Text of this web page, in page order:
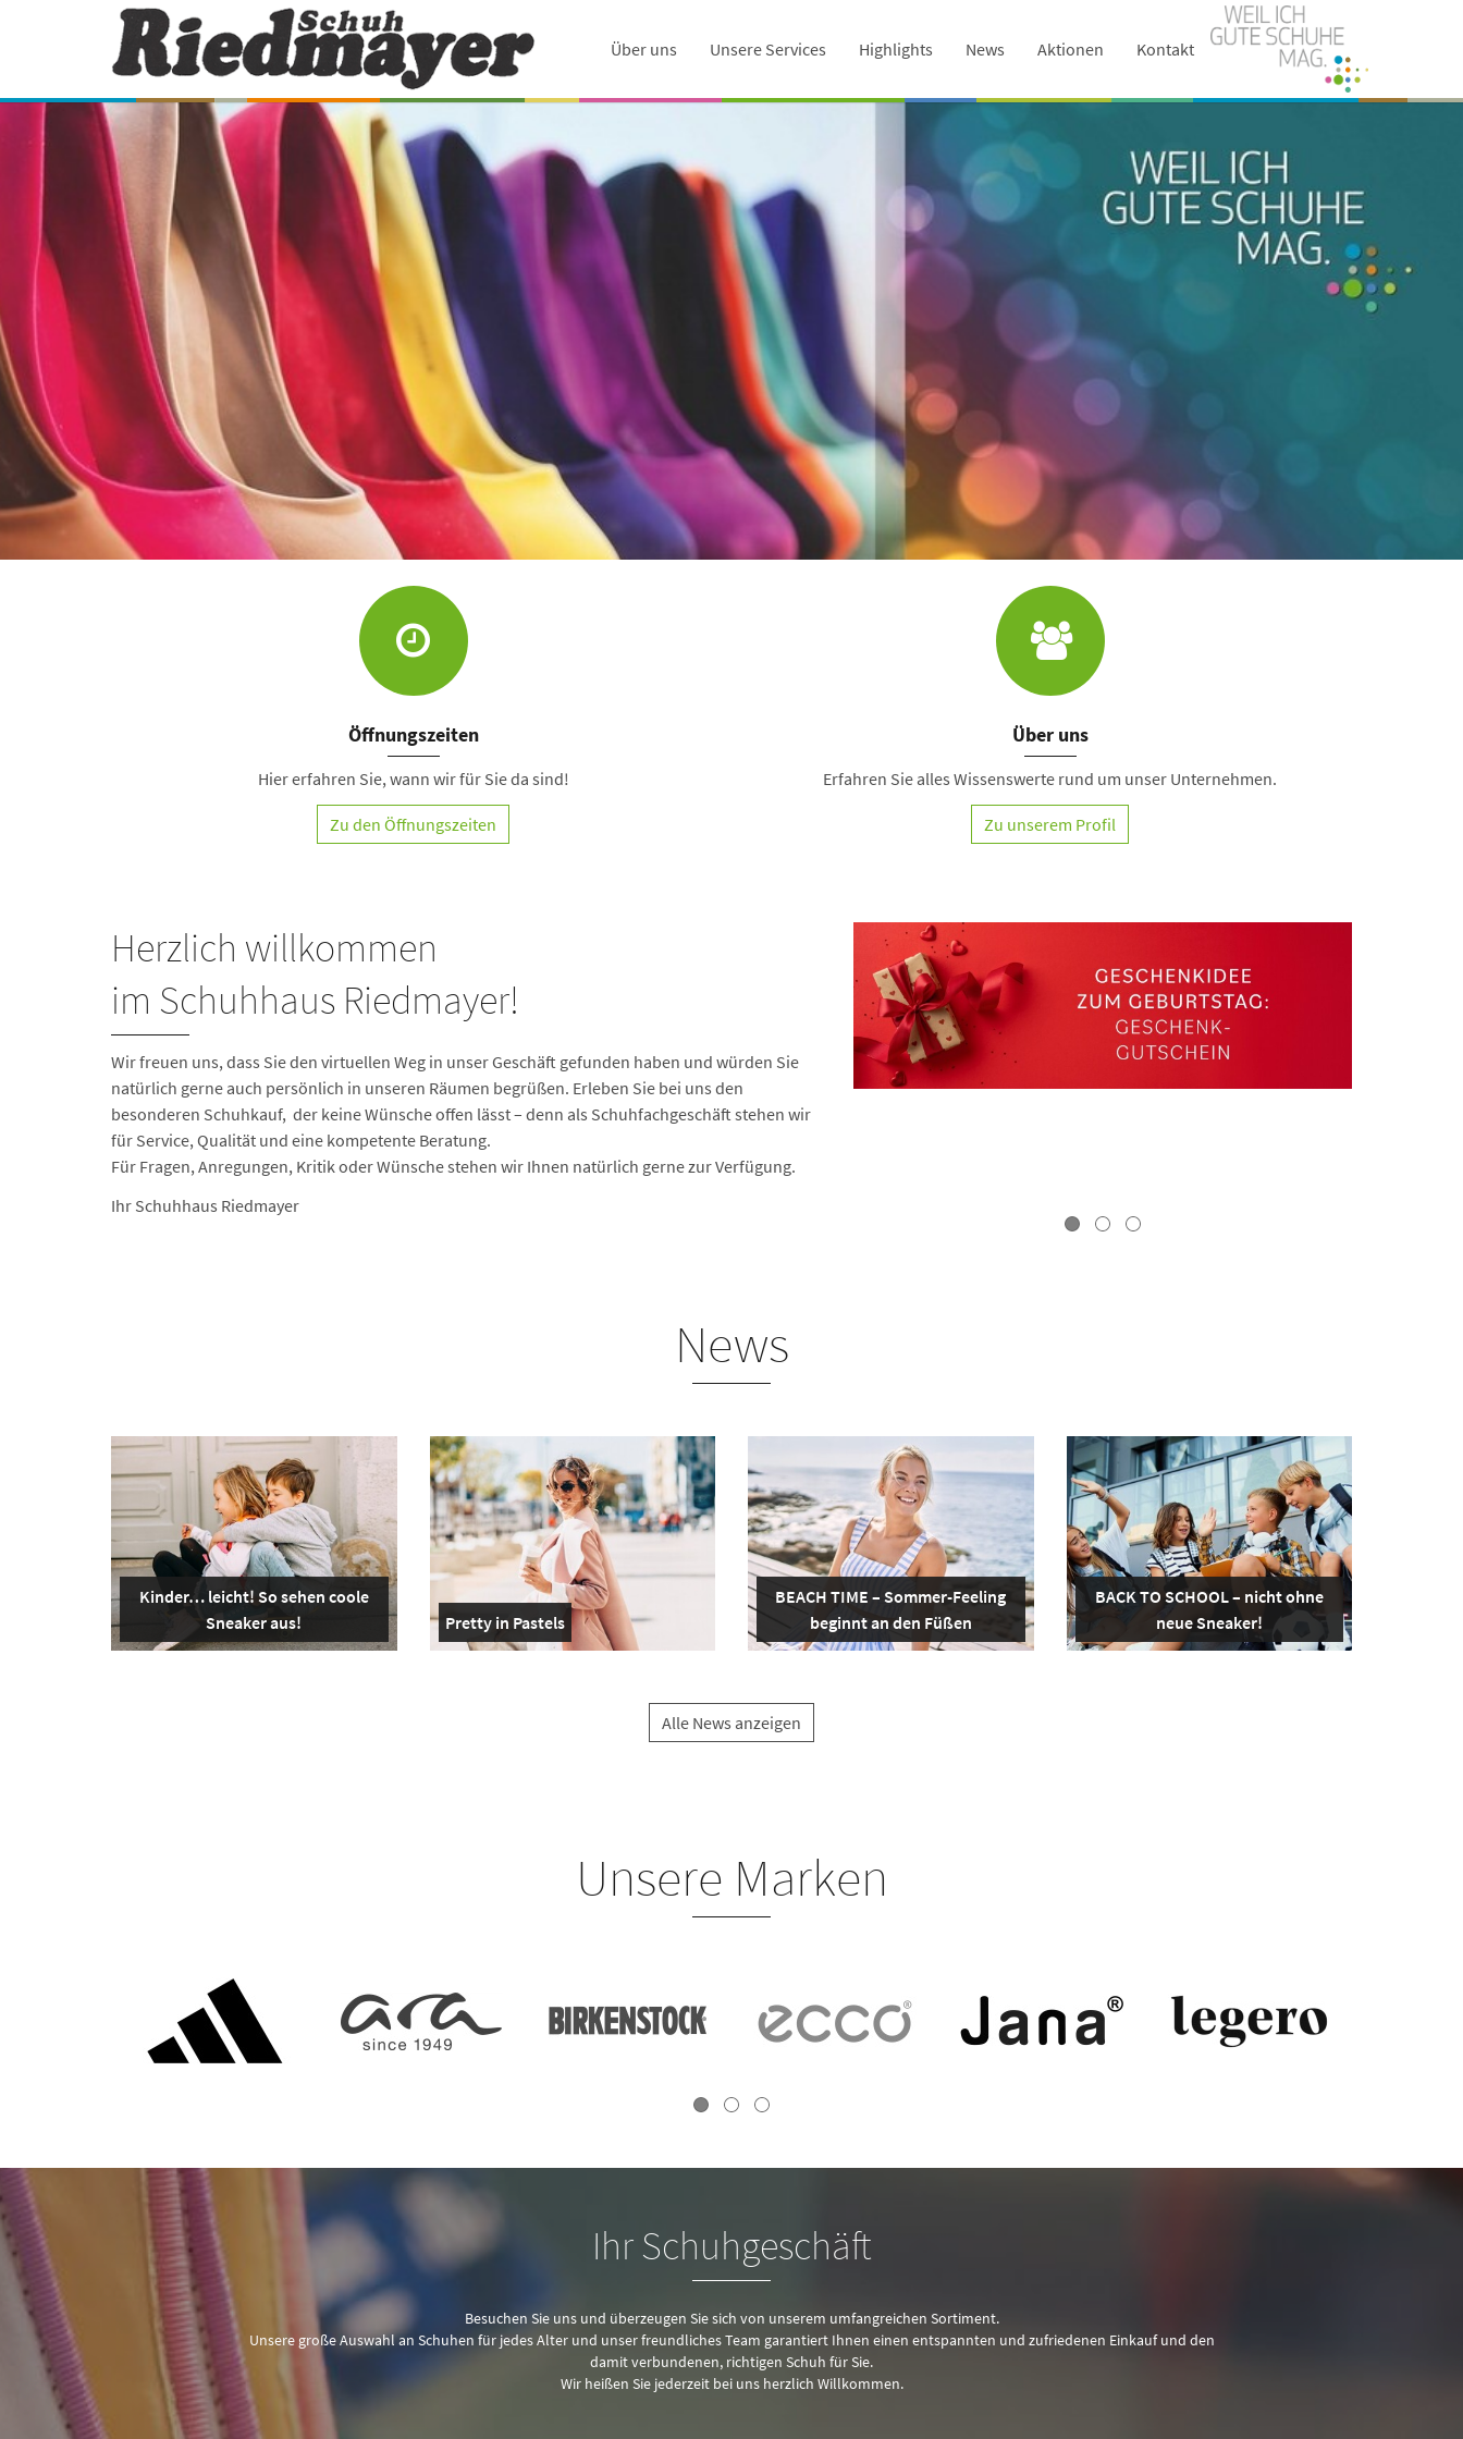
Über uns Unsere Services Highlights News Aktionen Kontakt
Öffnungszeiten
Hier erfahren Sie, wann wir für Sie da sind!
Zu den Öffnungszeiten
Über uns
Erfahren Sie alles Wissenswerte rund um unser Unternehmen.
Zu unserem Profil
Herzlich willkommen
im Schuhhaus Riedmayer!
Wir freuen uns, dass Sie den virtuellen Weg in unser Geschäft gefunden haben und würden Sie
natürlich gerne auch persönlich in unseren Räumen begrüßen. Erleben Sie bei uns den
besonderen Schuhkauf, der keine Wünsche offen lässt – denn als Schuhfachgeschäft stehen wir
für Service, Qualität und eine kompetente Beratung.
Für Fragen, Anregungen, Kritik oder Wünsche stehen wir Ihnen natürlich gerne zur Verfügung.
Ihr Schuhhaus Riedmayer
News
Kinder… leicht! So sehen coole
Sneaker aus!
Pretty in Pastels
BEACH TIME – Sommer-Feeling
beginnt an den Füßen
BACK TO SCHOOL – nicht ohne
neue Sneaker!
Alle News anzeigen
Unsere Marken
Ihr Schuhgeschäft
Besuchen Sie uns und überzeugen Sie sich von unserem umfangreichen Sortiment.
Unsere große Auswahl an Schuhen für jedes Alter und unser freundliches Team garantiert Ihnen einen entspannten und zufriedenen Einkauf und den
damit verbundenen, richtigen Schuh für Sie.
Wir heißen Sie jederzeit bei uns herzlich Willkommen.